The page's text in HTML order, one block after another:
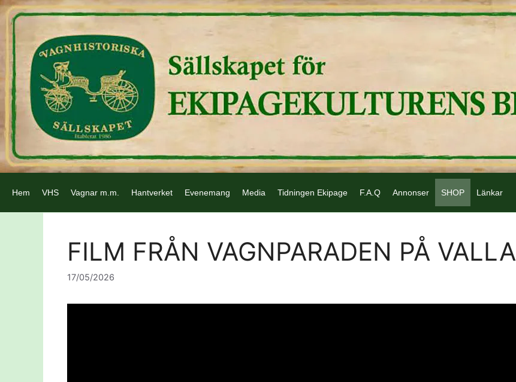
Hem VHS Vagnar m.m. Hantverket Evenemang Media Tidningen Ekipage F.A.Q Annonser SHOP Länkar
FILM FRÅN VAGNPARADEN PÅ VALLA
17/05/2026